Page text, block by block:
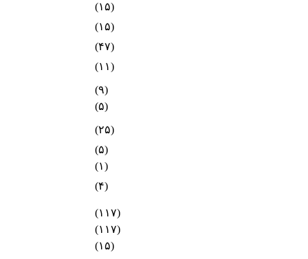
(۱۵)
(۱۵)
(۴۷)
(۱۱)
(۹)
(۵)
(۲۵)
(۵)
(۱)
(۴)
(۱۱۷)
(۱۱۷)
(۱۵)